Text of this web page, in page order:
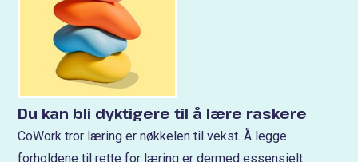
Du kan bli dyktigere til å lære raskere
CoWork tror læring er nøkkelen til vekst. Å legge
forholdene til rette for læring er dermed essensielt